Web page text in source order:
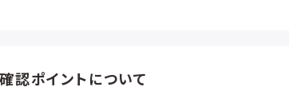
認ポイントについて